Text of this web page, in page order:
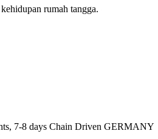
rumah tangga.
7-8 days Chain Driven GERMANY